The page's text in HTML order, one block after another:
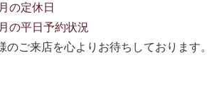
の定休日
の平日予約状況
のご来店を心よりお待ちしております。